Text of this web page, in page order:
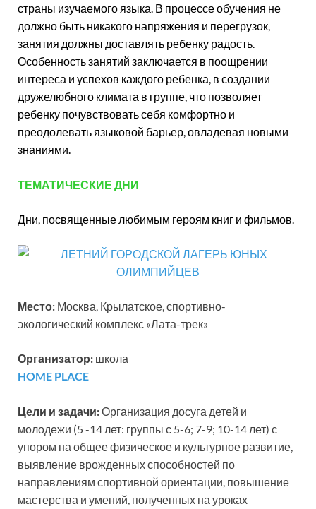
страны изучаемого языка. В процессе обучения не
должно быть никакого напряжения и перегрузок,
занятия должны доставлять ребенку радость.
Особенность занятий заключается в поощрении
интереса и успехов каждого ребенка, в создании
дружелюбного климата в группе, что позволяет
ребенку почувствовать себя комфортно и
преодолевать языковой барьер, овладевая новыми
знаниями.
ТЕМАТИЧЕСКИЕ ДНИ
Дни, посвященные любимым героям книг и фильмов.
Место: Москва, Крылатское, спортивно-
экологический комплекс «Лата-трек»
Организатор: школа
HOME PLACE
Цели и задачи:Организация досуга детей и
молодежи (5 -14 лет: группы с 5-6; 7-9; 10-14 лет) с
упором на общее физическое и культурное развитие,
выявление врожденных способностей по
направлениям спортивной ориентации, повышение
мастерства и умений, полученных на уроках